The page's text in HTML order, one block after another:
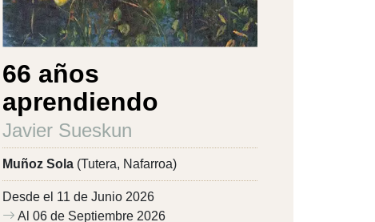
66 años
aprendiendo
Javier Sueskun
Muñoz Sola (Tutera, Nafarroa)
Desde el 11 de Junio 2026
Al 06 de Septiembre 2026